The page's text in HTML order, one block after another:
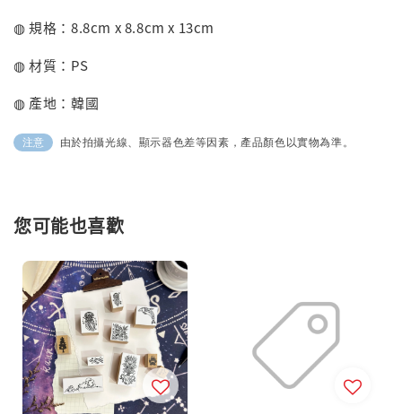
◍ 規格：8.8cm x 8.8cm x 13cm
◍ 材質：PS
◍ 產地：韓國
注意 由於拍攝光線、顯示器色差等因素，產品顏色以實物為準。
您可能也喜歡